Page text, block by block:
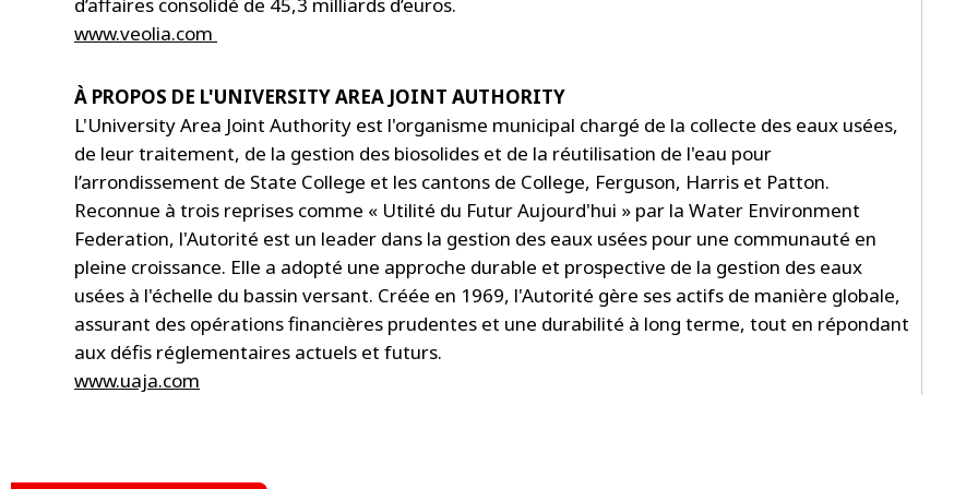
www.veolia.com
À PROPOS DE L'UNIVERSITY AREA JOINT AUTHORITY
L'University Area Joint Authority est l'organisme municipal chargé de la collecte des eaux usées,
de leur traitement, de la gestion des biosolides et de la réutilisation de l'eau pour
l’arrondissement de State College et les cantons de College, Ferguson, Harris et Patton.
Reconnue à trois reprises comme « Utilité du Futur Aujourd'hui » par la Water Environment
Federation, l'Autorité est un leader dans la gestion des eaux usées pour une communauté en
pleine croissance. Elle a adopté une approche durable et prospective de la gestion des eaux
usées à l'échelle du bassin versant. Créée en 1969, l'Autorité gère ses actifs de manière globale,
assurant des opérations financières prudentes et une durabilité à long terme, tout en répondant
aux défis réglementaires actuels et futurs.
www.uaja.com